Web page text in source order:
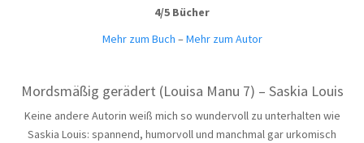
4/5 Bücher
Mehr zum Buch – Mehr zum Autor
Mordsmäßig gerädert (Louisa Manu 7) – Saskia Louis
Keine andere Autorin weiß mich so wundervoll zu unterhalten wie
Saskia Louis: spannend, humorvoll und manchmal gar urkomisch